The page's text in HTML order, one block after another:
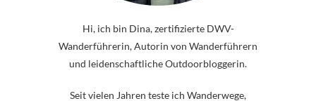
Hi, ich bin Dina, zertifizierte DWV-
Wanderführerin, Autorin von Wanderführern
und leidenschaftliche Outdoorbloggerin.
Seit vielen Jahren teste ich Wanderwege,